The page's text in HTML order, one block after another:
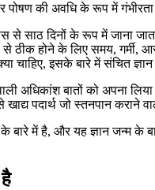
की अवधि के रूप में गंभीरता
से साठ दिनों के रूप में जाना
ठीक होने के लिए समय, गर्मी,
चाहिए, इसके बारे में संचित
अधिकांश बातों को अपना
खाद्य पदार्थ जो स्तनपान
बारे में है, और यह ज्ञान जन्म